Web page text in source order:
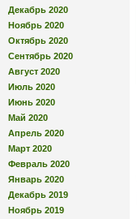
Декабрь 2020
Ноябрь 2020
Октябрь 2020
Сентябрь 2020
Август 2020
Июль 2020
Июнь 2020
Май 2020
Апрель 2020
Март 2020
Февраль 2020
Январь 2020
Декабрь 2019
Ноябрь 2019